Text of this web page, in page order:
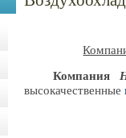
Компания
высокачественные